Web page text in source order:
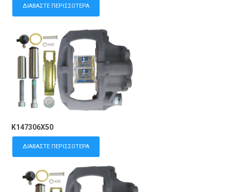
ΔΙΑΒΆΣΤΕ ΠΕΡΙΣΣΌΤΕΡΑ
K147306X50
ΔΙΑΒΆΣΤΕ ΠΕΡΙΣΣΌΤΕΡΑ